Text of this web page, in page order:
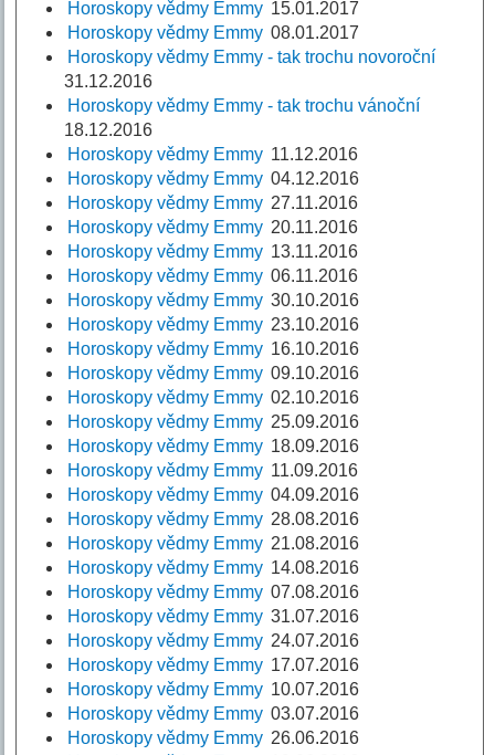
Horoskopy vědmy Emmy 15.01.2017
Horoskopy vědmy Emmy 08.01.2017
Horoskopy vědmy Emmy - tak trochu novoroční
31.12.2016
Horoskopy vědmy Emmy - tak trochu vánoční
18.12.2016
Horoskopy vědmy Emmy 11.12.2016
Horoskopy vědmy Emmy 04.12.2016
Horoskopy vědmy Emmy 27.11.2016
Horoskopy vědmy Emmy 20.11.2016
Horoskopy vědmy Emmy 13.11.2016
Horoskopy vědmy Emmy 06.11.2016
Horoskopy vědmy Emmy 30.10.2016
Horoskopy vědmy Emmy 23.10.2016
Horoskopy vědmy Emmy 16.10.2016
Horoskopy vědmy Emmy 09.10.2016
Horoskopy vědmy Emmy 02.10.2016
Horoskopy vědmy Emmy 25.09.2016
Horoskopy vědmy Emmy 18.09.2016
Horoskopy vědmy Emmy 11.09.2016
Horoskopy vědmy Emmy 04.09.2016
Horoskopy vědmy Emmy 28.08.2016
Horoskopy vědmy Emmy 21.08.2016
Horoskopy vědmy Emmy 14.08.2016
Horoskopy vědmy Emmy 07.08.2016
Horoskopy vědmy Emmy 31.07.2016
Horoskopy vědmy Emmy 24.07.2016
Horoskopy vědmy Emmy 17.07.2016
Horoskopy vědmy Emmy 10.07.2016
Horoskopy vědmy Emmy 03.07.2016
Horoskopy vědmy Emmy 26.06.2016